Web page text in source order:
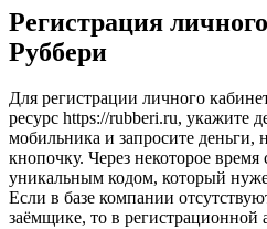
Регистрация
Руббери
Для регистрации личного
ресурс https://rubberi.ru, укажите
мобильника и запросите
кнопочку. Через некоторое
уникальным кодом, который
Если в базе компании
заёмщике, то в регистрационной